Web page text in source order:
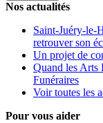
Nos actualités
Saint-Juéry-le-
retrouver son
Un projet de
Quand les Arts
Funéraires
Voir toutes les
Pour vous aider